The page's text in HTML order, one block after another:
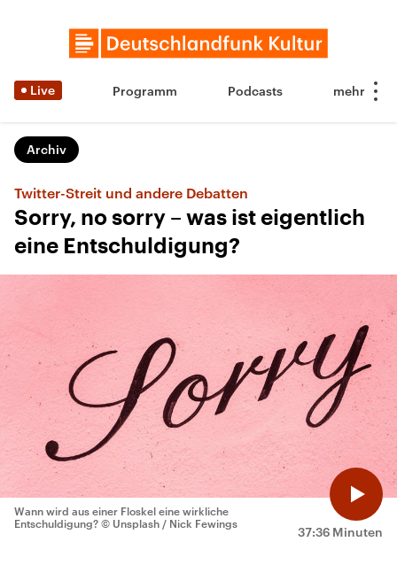
Live Programm Podcasts
Archiv
Twitter-Streit und andere Debatten
Sorry, no sorry – was ist eigentlich
eine Entschuldigung?
37:36 Minuten
Wann wird aus einer Floskel eine wirkliche
Entschuldigung? © Unsplash / Nick Fewings